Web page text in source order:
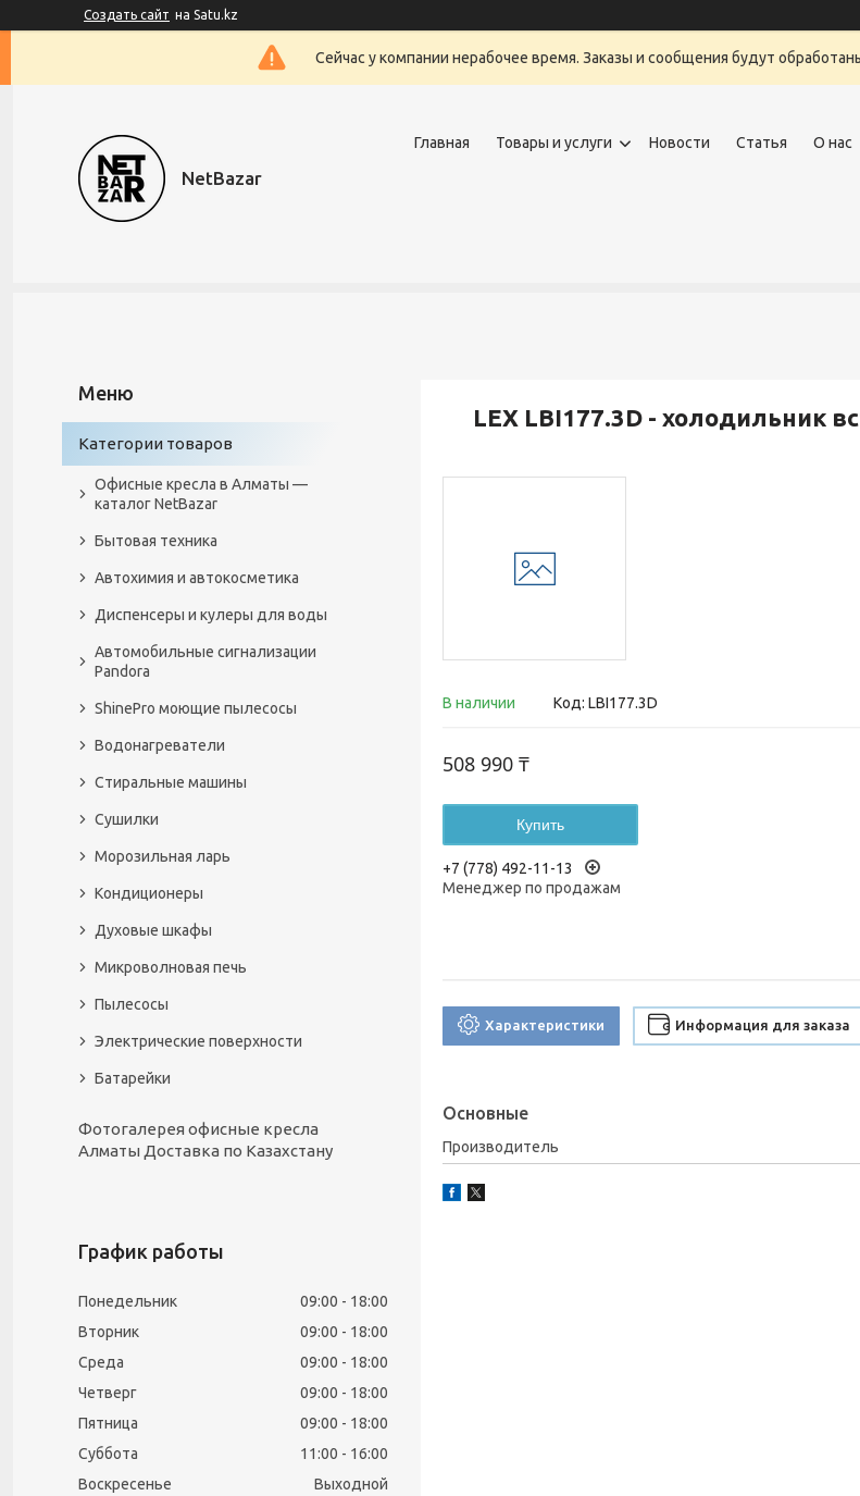
Создать сайт на Satu.kz
Сейчас у компании нерабочее время. Заказы и сообщения будут
NetBazar
Главная Товары и услуги Новости Статья О нас
LEX LBI177.3D - холодильник
В наличии Код: LBI177.3D
508 990 ₸
Купить
+7 (778) 492-11-13
Менеджер по продажам
Характеристики Информация для заказа
Основные
Производитель
Категории товаров
Офисные кресла в Алматы —
каталог NetBazar
Бытовая техника
Автохимия и автокосметика
Диспенсеры и кулеры для воды
Автомобильные сигнализации
Pandora
ShinePro моющие пылесосы
Водонагреватели
Стиральные машины
Сушилки
Морозильная ларь
Кондиционеры
Духовые шкафы
Микроволновая печь
Пылесосы
Электрические поверхности
Батарейки
Фотогалерея офисные кресла
Алматы Доставка по Казахстану
График работы
Понедельник 09:00
18:00
Вторник
09:00
18:00
Среда
09:00
18:00
Четверг
09:00
18:00
Пятница
09:00
18:00
Суббота
11:00
16:00
Воскресенье
Выходной